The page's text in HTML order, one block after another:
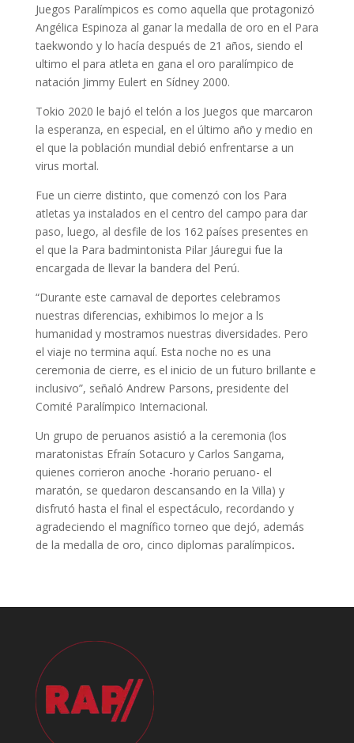
Juegos Paralímpicos es como aquella que protagonizó
Angélica Espinoza al ganar la medalla de oro en el Para
taekwondo y lo hacía después de 21 años, siendo el
ultimo el para atleta en gana el oro paralímpico de
natación Jimmy Eulert en Sídney 2000.
Tokio 2020 le bajó el telón a los Juegos que marcaron
la esperanza, en especial, en el último año y medio en
el que la población mundial debió enfrentarse a un
virus mortal.
Fue un cierre distinto, que comenzó con los Para
atletas ya instalados en el centro del campo para dar
paso, luego, al desfile de los 162 países presentes en
el que la Para badmintonista Pilar Jáuregui fue la
encargada de llevar la bandera del Perú.
“Durante este carnaval de deportes celebramos
nuestras diferencias, exhibimos lo mejor a ls
humanidad y mostramos nuestras diversidades. Pero
el viaje no termina aquí. Esta noche no es una
ceremonia de cierre, es el inicio de un futuro brillante e
inclusivo”, señaló Andrew Parsons, presidente del
Comité Paralímpico Internacional.
Un grupo de peruanos asistió a la ceremonia (los
maratonistas Efraín Sotacuro y Carlos Sangama,
quienes corrieron anoche -horario peruano- el
maratón, se quedaron descansando en la Villa) y
disfrutó hasta el final el espectáculo, recordando y
agradeciendo el magnífico torneo que dejó, además
de la medalla de oro, cinco diplomas paralímpicos.